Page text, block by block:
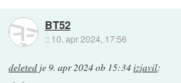
BT52
:: 10. apr 2024, 17:56
deleted je 9. apr 2024 ob 15:34izjavil: